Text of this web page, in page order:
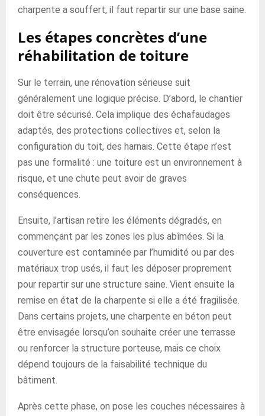
charpente a souffert, il faut repartir sur une base saine.
Les étapes concrètes d’une
réhabilitation de toiture
Sur le terrain, une rénovation sérieuse suit
généralement une logique précise. D’abord, le chantier
doit être sécurisé. Cela implique des échafaudages
adaptés, des protections collectives et, selon la
configuration du toit, des harnais. Cette étape n’est
pas une formalité : une toiture est un environnement à
risque, et une chute peut avoir de graves
conséquences.
Ensuite, l’artisan retire les éléments dégradés, en
commençant par les zones les plus abîmées. Si la
couverture est contaminée par l’humidité ou par des
matériaux trop usés, il faut les déposer proprement
pour repartir sur une structure saine. Vient ensuite la
remise en état de la charpente si elle a été fragilisée.
Dans certains projets, une charpente en béton peut
être envisagée lorsqu’on souhaite créer une terrasse
ou renforcer la structure porteuse, mais ce choix
dépend toujours de la faisabilité technique du
bâtiment.
Après cette phase, on pose les couches nécessaires à